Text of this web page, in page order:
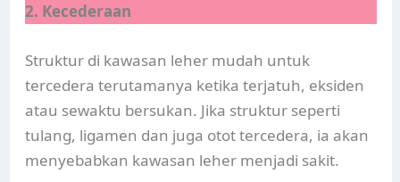
2. Kecederaan
Struktur di kawasan leher mudah untuk
tercedera terutamanya ketika terjatuh, eksiden
atau sewaktu bersukan. Jika struktur seperti
tulang, ligamen dan juga otot tercedera, ia akan
menyebabkan kawasan leher menjadi sakit.